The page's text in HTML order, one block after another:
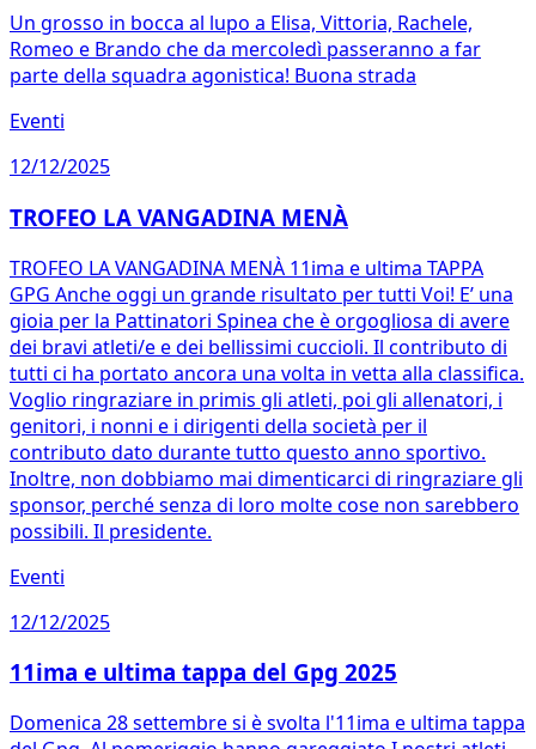
Un grosso in bocca al lupo a Elisa, Vittoria, Rachele,
Romeo e Brando che da mercoledì passeranno a far
parte della squadra agonistica! Buona strada
Eventi
12/12/2025
TROFEO LA VANGADINA MENÀ
TROFEO LA VANGADINA MENÀ 11ima e ultima TAPPA
GPG Anche oggi un grande risultato per tutti Voi! E’ una
gioia per la Pattinatori Spinea che è orgogliosa di avere
dei bravi atleti/e e dei bellissimi cuccioli. Il contributo di
tutti ci ha portato ancora una volta in vetta alla classifica.
Voglio ringraziare in primis gli atleti, poi gli allenatori, i
genitori, i nonni e i dirigenti della società per il
contributo dato durante tutto questo anno sportivo.
Inoltre, non dobbiamo mai dimenticarci di ringraziare gli
sponsor, perché senza di loro molte cose non sarebbero
possibili. Il presidente.
Eventi
12/12/2025
11ima e ultima tappa del Gpg 2025
Domenica 28 settembre si è svolta l'11ima e ultima tappa